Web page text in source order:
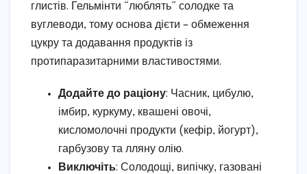
глистів. Гельмінти “люблять” солодке та
вуглеводи, тому основа дієти – обмеження
цукру та додавання продуктів із
протипаразитарними властивостями.
Додайте до раціону: Часник, цибулю,
імбир, куркуму, квашені овочі,
кисломолочні продукти (кефір, йогурт),
гарбузову та лляну олію.
Виключіть: Солодощі, випічку, газовані